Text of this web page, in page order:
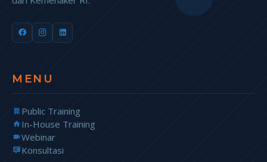
MENU
Public Training
In-House Training
Webinar
Konsultasi